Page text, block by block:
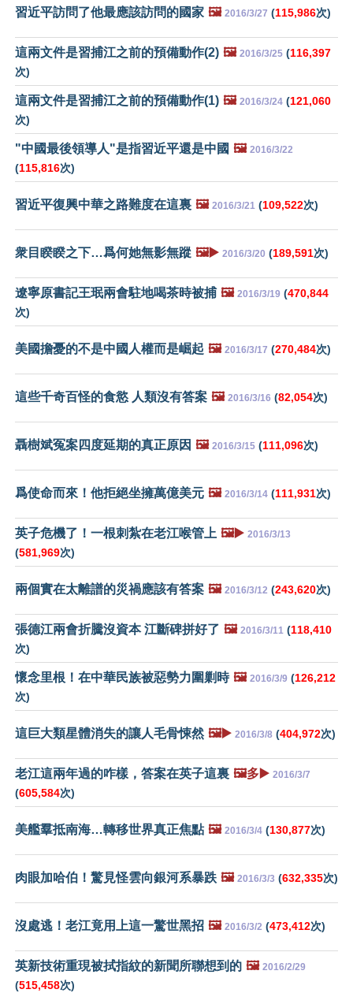
習近平訪問了他最應該訪問的國家 🖼️ 2016/3/27 (115,986次)
這兩文件是習捕江之前的預備動作(2) 🖼️ 2016/3/25 (116,397
次)
這兩文件是習捕江之前的預備動作(1) 🖼️ 2016/3/24 (121,060
次)
"中國最後領導人"是指習近平還是中國 🖼️ 2016/3/22
(115,816次)
習近平復興中華之路難度在這裏 🖼️ 2016/3/21 (109,522次)
衆目睽睽之下…爲何她無影無蹤 🖼️▶️ 2016/3/20 (189,591次)
遼寧原書記王珉兩會駐地喝茶時被捕 🖼️ 2016/3/19 (470,844
次)
美國擔憂的不是中國人權而是崛起 🖼️ 2016/3/17 (270,484次)
這些千奇百怪的食慾 人類沒有答案 🖼️ 2016/3/16 (82,054次)
聶樹斌冤案四度延期的真正原因 🖼️ 2016/3/15 (111,096次)
爲使命而來！他拒絕坐擁萬億美元 🖼️ 2016/3/14 (111,931次)
英子危機了！一根刺紮在老江喉管上 🖼️▶️ 2016/3/13
(581,969次)
兩個實在太離譜的災禍應該有答案 🖼️ 2016/3/12 (243,620次)
張德江兩會折騰沒資本 江斷碑拼好了 🖼️ 2016/3/11 (118,410
次)
懷念里根！在中華民族被惡勢力圍剿時 🖼️ 2016/3/9 (126,212
次)
這巨大類星體消失的讓人毛骨悚然 🖼️▶️ 2016/3/8 (404,972次)
老江這兩年過的咋樣，答案在英子這裏 🖼️多▶️ 2016/3/7
(605,584次)
美艦羣抵南海…轉移世界真正焦點 🖼️ 2016/3/4 (130,877次)
肉眼加哈伯！驚見怪雲向銀河系暴跌 🖼️ 2016/3/3 (632,335次)
沒處逃！老江竟用上這一驚世黑招 🖼️ 2016/3/2 (473,412次)
英新技術重現被拭指紋的新聞所聯想到的 🖼️ 2016/2/29
(515,458次)